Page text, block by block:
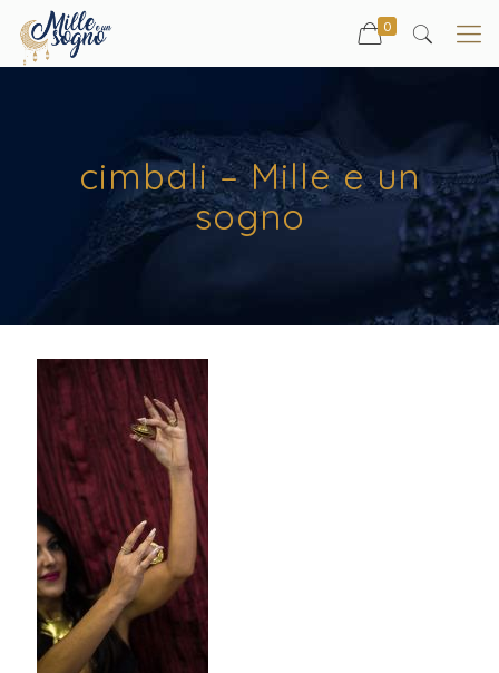
0
cimbali – Mille e un
sogno